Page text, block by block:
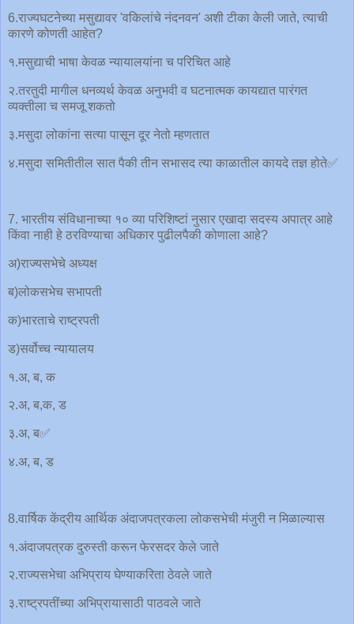
6.राज्यघटनेच्या मसुद्यावर 'वकिलांचे नंदनवन' अशी टीका केली जाते, त्याची
कारणे कोणती आहेत?
१.मसुद्याची भाषा केवळ न्यायालयांना च परिचित आहे
२.तरतुदी मागील धनव्यर्थ केवळ अनुभवी व घटनात्मक कायद्यात पारंगत
व्यक्तीला च समजू शकतो
३.मसुदा लोकांना सत्या पासून दूर नेतो म्हणतात
४.मसुदा समितीतील सात पैकी तीन सभासद त्या काळातील कायदे तज्ञ होते✅
7. भारतीय संविधानाच्या १० व्या परिशिष्टां नुसार एखादा सदस्य अपात्र आहे
किंवा नाही हे ठरविण्याचा अधिकार पुढीलपैकी कोणाला आहे?
अ)राज्यसभेचे अध्यक्ष
ब)लोकसभेच सभापती
क)भारताचे राष्ट्रपती
ड)सर्वोच्च न्यायालय
१.अ, ब, क
२.अ, ब,क, ड
३.अ, ब✅
४.अ, ब, ड
8.वार्षिक केंद्रीय आर्थिक अंदाजपत्रकला लोकसभेची मंजुरी न मिळाल्यास
१.अंदाजपत्रक दुरुस्ती करून फेरसदर केले जाते
२.राज्यसभेचा अभिप्राय घेण्याकरिता ठेवले जाते
३.राष्ट्रपतींच्या अभिप्रायासाठी पाठवले जाते